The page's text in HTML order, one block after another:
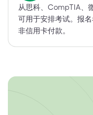
从思科、CompTIA、
可用于安排考试。报
非信用卡付款。